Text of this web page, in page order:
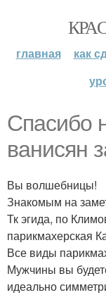
главная как
Спасибо
ванисян
Вы волшебницы!
Знакомым на
Тк эгида, по
парикмахерская
Все виды
Мужчины вы
идеально